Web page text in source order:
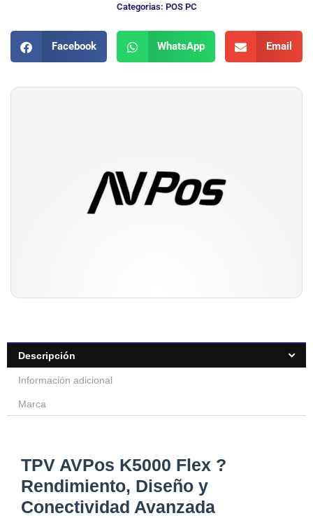
Categorias: POS PC
Facebook WhatsApp Email
Descripción
Información adicional
Marca
TPV AVPos K5000 Flex ?
Rendimiento, Diseño y
Conectividad Avanzada